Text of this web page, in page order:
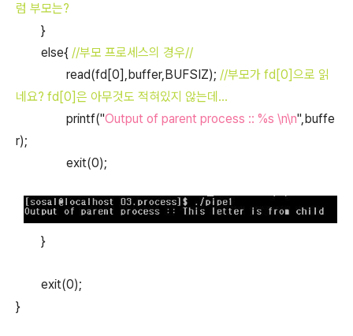
럼 부모는?
}
else{ //부모 프로세스의 경우//
read(fd[0],buffer,BUFSIZ); //부모가 fd[0]으로 읽
네요? fd[0]은 아무것도 적혀있지 않는데...
printf("Output of parent process :: %s \n\n",buffe
r);
exit(0);
}
exit(0);
}